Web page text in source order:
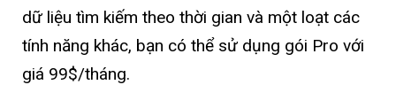
dữ liệu tìm kiếm theo thời gian và một loạt các
tính năng khác, bạn có thể sử dụng gói Pro với
giá 99$/tháng.